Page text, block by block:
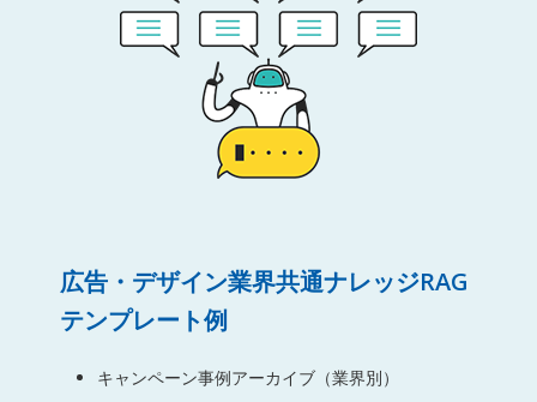
広告・デザイン業界共通ナレッジRAG
テンプレート例
キャンペーン事例アーカイブ（業界別）